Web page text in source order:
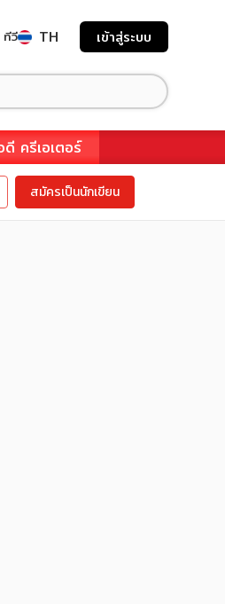
วี TH เข้าสู่ระบบ
ดี ครีเอเตอร์
สมัครเป็นนักเขียน